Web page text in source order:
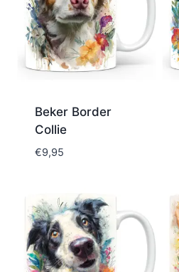
Beker Border
Collie
€9,95